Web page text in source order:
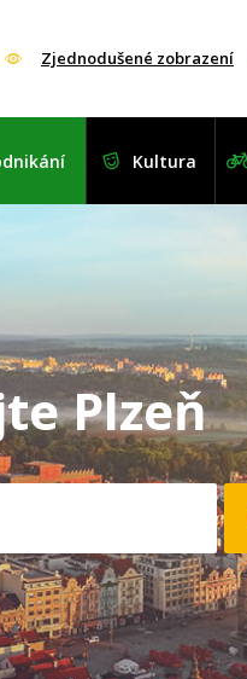
Zjednodušené zobrazení
Kultura
Plzeň